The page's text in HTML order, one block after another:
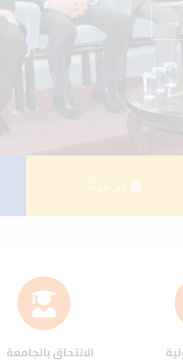
قم بجولة
الالتحاق بالجامعة